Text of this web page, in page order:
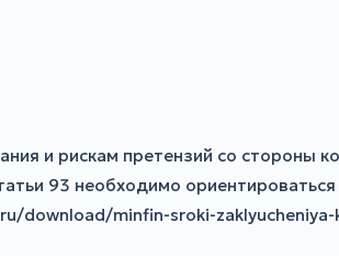
и рискам претензий со стороны
93 необходимо ориентироваться
download/minfin-sroki-